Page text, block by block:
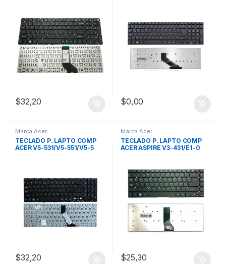
$32,20 $0,00
Marca Acer
TECLADO P. LAPTO COMP
ACER V5-531/V5-551/V5-5
$32,20
Marca Acer
TECLADO P. LAPTO COMP
ACER ASPIRE V3-431/E1-0
$25,30